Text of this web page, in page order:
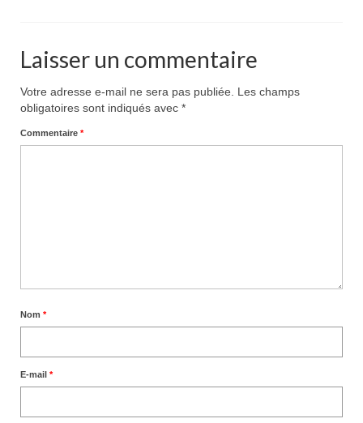
Laisser un commentaire
Votre adresse e-mail ne sera pas publiée.
Les champs
obligatoires sont indiqués avec *
Commentaire *
Nom *
E-mail *